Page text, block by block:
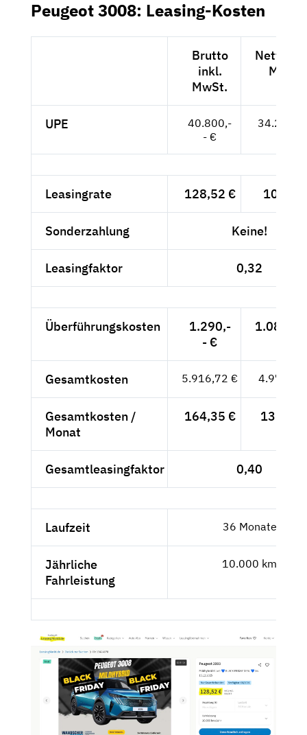
Peugeot 3008: Leasing-Kosten
Brutto
inkl.
MwSt.
Netto
MwSt.
UPE
40.800,-
- €
Leasingrate 128,52 € 108,--
Sonderzahlung Keine!
Leasingfaktor 0,32
Überführungskosten
1.290,-
- €
Gesamtkosten 5.916,72 € 4.972,03
Gesamtkosten /
Monat
164,35 € 138,11
Gesamtleasingfaktor 0,40
Laufzeit 36 Monate
Jährliche
Fahrleistung
10.000 km